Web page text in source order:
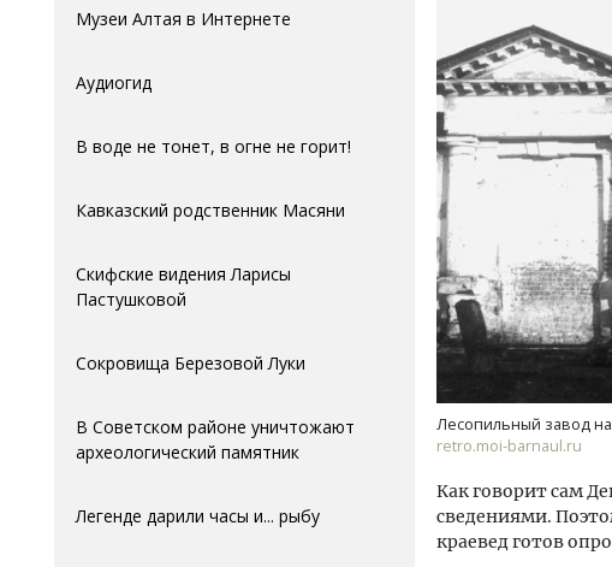
Музеи Алтая в Интернете
Аудиогид
В воде не тонет, в огне не горит!
Кавказский родственник Масяни
Скифские видения Ларисы
Пастушковой
Сокровища Березовой Луки
В Советском районе уничтожают
археологический памятник
Легенде дарили часы и... рыбу
Лесопильный завод
retro.moi-barnaul.ru
Как говорит сам
сведениями.
краевед готов